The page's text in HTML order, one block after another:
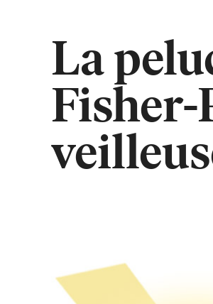
La
Fisher-